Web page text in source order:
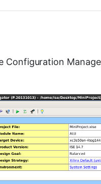
Configuration